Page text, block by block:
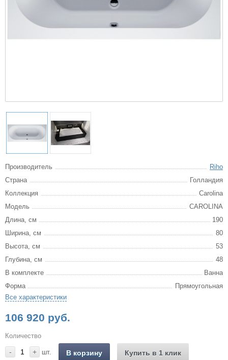
Производитель
Riho
Страна
Голландия
Коллекция
Carolina
Модель
CAROLINA
Длина, см
190
Ширина, см
80
Высота, см
53
Глубина, см
48
В комплекте
Ванна
Форма
Прямоугольная
Все характеристики
106 920 руб.
Количество
- + шт. В корзину Купить в 1 клик